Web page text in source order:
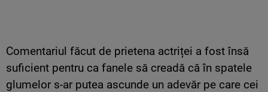
Comentariul făcut de prietena actriței a fost însă
suficient pentru ca fanele să creadă că în spatele
glumelor s-ar putea ascunde un adevăr pe care cei